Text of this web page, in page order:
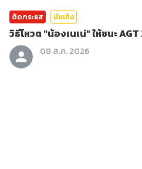
ติดกระแส บันเทิง
วิธีโหวต "น้องเนเน่" ให้ชนะ
08 ส.ค. 2026